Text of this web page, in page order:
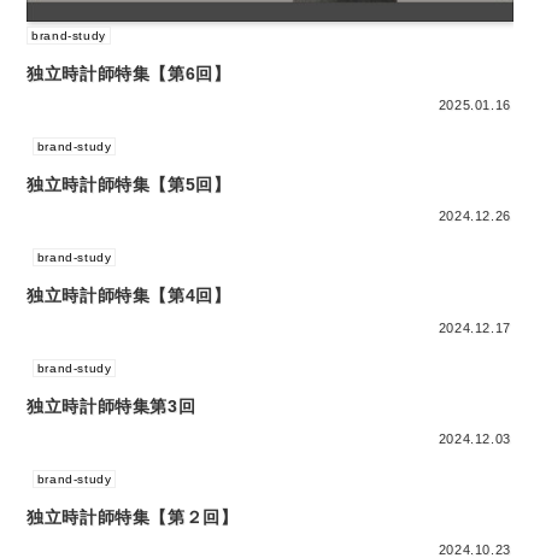
brand-study
独立時計師特集【第6回】
2025.01.16
brand-study
独立時計師特集【第5回】
2024.12.26
brand-study
独立時計師特集【第4回】
2024.12.17
brand-study
独立時計師特集第3回
2024.12.03
brand-study
独立時計師特集【第２回】
2024.10.23